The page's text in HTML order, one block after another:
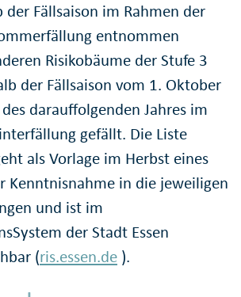
Fällsaison im Rahmen der
entnommen
Risikobäume der Stufe 3
der Fällsaison vom 1. Oktober
darauffolgenden Jahres im
gefällt. Die Liste
als Vorlage im Herbst eines
Kenntnisnahme in die jeweiligen
und ist im
der Stadt Essen
(ris.essen.de ).